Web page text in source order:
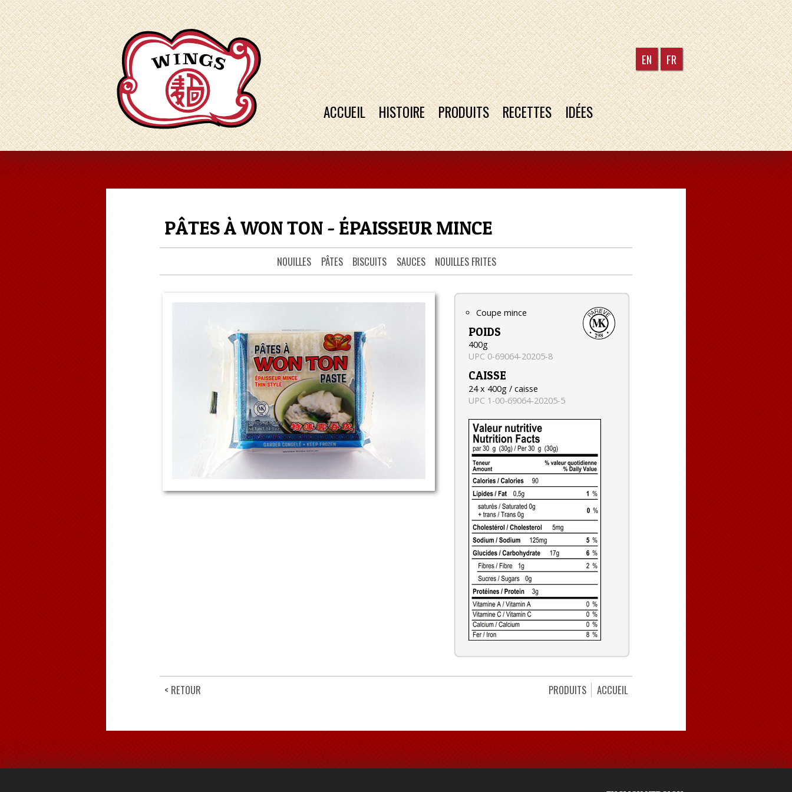
ACCUEIL HISTOIRE PRODUITS RECETTES IDÉES
EN FR
PÂTES À WON TON - ÉPAISSEUR MINCE
NOUILLES PÂTES BISCUITS SAUCES NOUILLES FRITES
Coupe mince
POIDS
400g
UPC 0-69064-20205-8
CAISSE
24 x 400g / caisse
UPC 1-00-69064-20205-5
< RETOUR PRODUITS ACCUEIL